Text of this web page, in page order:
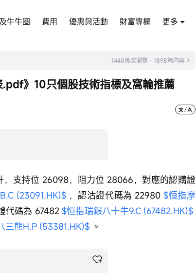
牛牛圈 費用 優惠與活動 財富專欄 更多
1440萬次瀏覽 · 1898篇内容
》10只個股技術指標及窩輪推薦
，支持位 26098，阻力位 28066，對應的認購證
(23091.HK)$ ，認沽證代碼為 22980 $恒指摩
代碼為 67482 $恒指瑞銀八十牛9.C (67482.HK)$
三熊H.P (53381.HK)$ 。